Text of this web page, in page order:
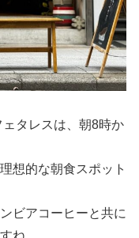
タレスは、朝8時か
想的な朝食スポット
ビアコーヒーと共に